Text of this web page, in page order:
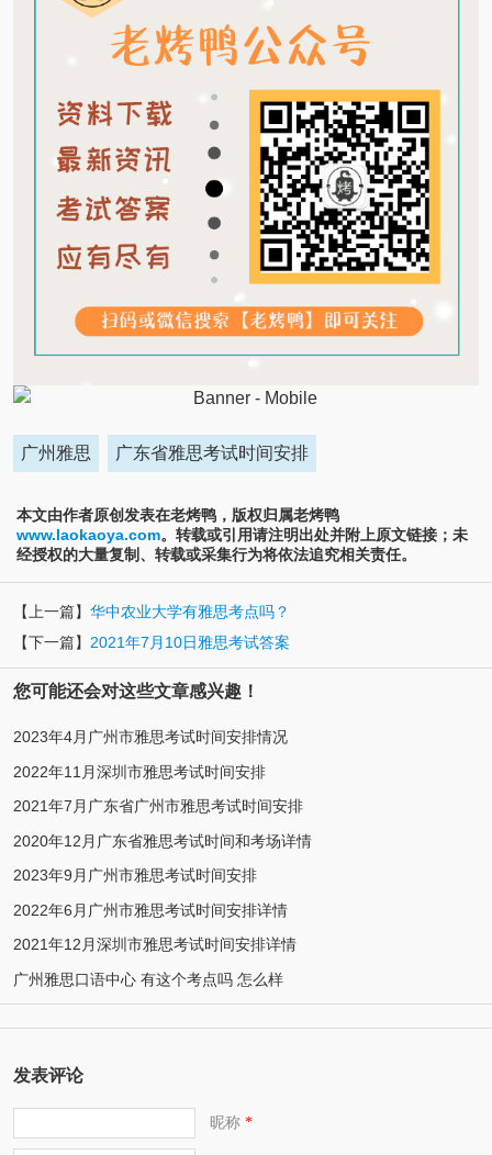
广州雅思 广东省雅思考试时间安排
本文由作者原创发表在老烤鸭，版权归属老烤鸭
www.laokaoya.com。转载或引用请注明出处并附上原文链接；未
经授权的大量复制、转载或采集行为将依法追究相关责任。
【上一篇】 华中农业大学有雅思考点吗？
【下一篇】 2021年7月10日雅思考试答案
您可能还会对这些文章感兴趣！
2023年4月广州市雅思考试时间安排情况
2022年11月深圳市雅思考试时间安排
2021年7月广东省广州市雅思考试时间安排
2020年12月广东省雅思考试时间和考场详情
2023年9月广州市雅思考试时间安排
2022年6月广州市雅思考试时间安排详情
2021年12月深圳市雅思考试时间安排详情
广州雅思口语中心 有这个考点吗 怎么样
发表评论
昵称*